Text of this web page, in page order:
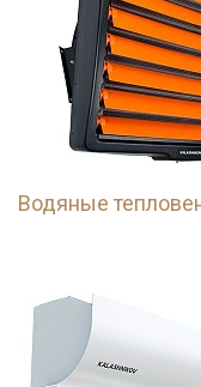
Водяные